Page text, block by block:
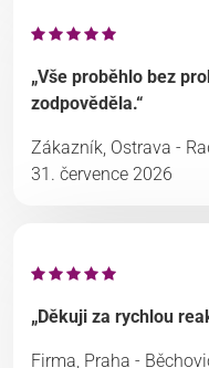
„Vše proběhlo bez
zodpověděla.“
Zákazník, Ostrava -
31. července 2026
„Děkuji za rychlou
Firma, Praha -